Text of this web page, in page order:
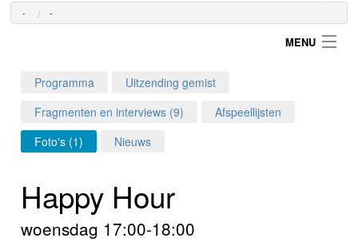
- -
MENU
Home
Nieuws
Programma
Uitzending gemist
Fragmenten en interviews (9)
Afspeellijsten
Foto's (1)
Nieuws
Happy Hour
woensdag 17:00-18:00